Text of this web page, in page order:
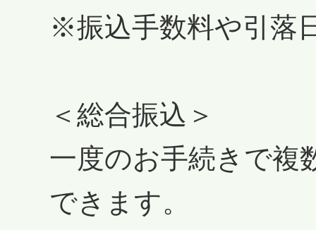
※振込手数料や引落
＜総合振込＞
一度のお手続きで複
できます。